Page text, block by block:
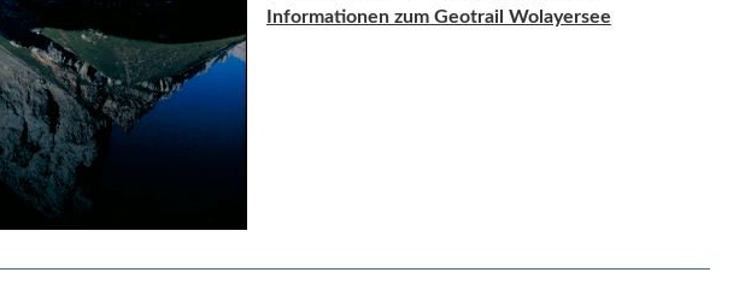
Informationen zum Geotrail Wolayersee